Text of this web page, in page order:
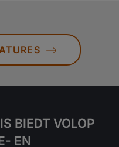
BIEDT VOLOP
EN